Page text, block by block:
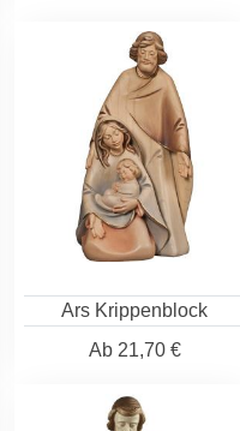
Ars Krippenblock
Ab21,70 €